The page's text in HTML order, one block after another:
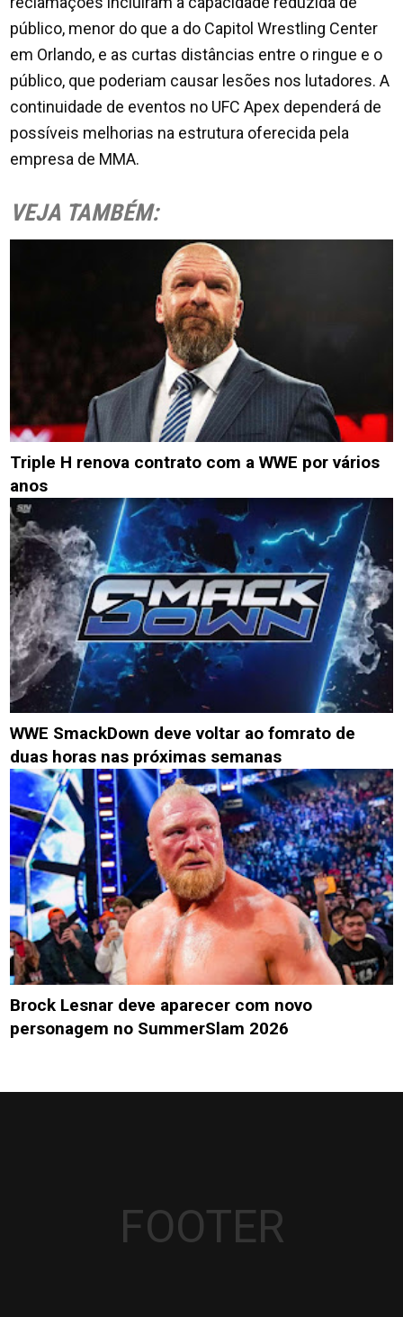
público, menor do que a do Capitol Wrestling Center
em Orlando, e as curtas distâncias entre o ringue e o
público, que poderiam causar lesões nos lutadores. A
continuidade de eventos no UFC Apex dependerá de
possíveis melhorias na estrutura oferecida pela
empresa de MMA.
VEJA TAMBÉM:
Triple H renova contrato com a WWE por vários
anos
WWE SmackDown deve voltar ao fomrato de
duas horas nas próximas semanas
Brock Lesnar deve aparecer com novo
personagem no SummerSlam 2026
FOOTER